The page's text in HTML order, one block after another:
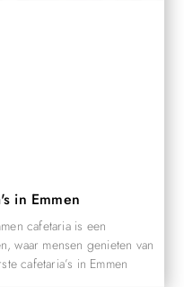
in Emmen
cafetaria is een
waar mensen genieten van
cafetaria’s in Emmen